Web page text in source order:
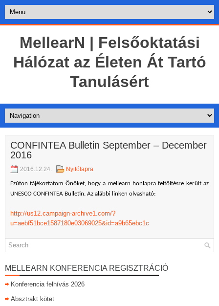
MellearN | Felsőoktatási
Hálózat az Életen Át Tartó
Tanulásért
CONFINTEA Bulletin September – December
2016
2016.12.24. Nyitólapra
Ezúton tájékoztatom Önöket, hogy a mellearn honlapra feltöltésre került az
UNESCO CONFINTEA Bulletin. Az alábbi linken olvasható:
http://us12.campaign-archive1.com/?
u=aebf51bce1587180e03069025&id=a9b65ebc1c
MELLEARN KONFERENCIA REGISZTRÁCIÓ
Konferencia felhívás 2026
Absztrakt kötet